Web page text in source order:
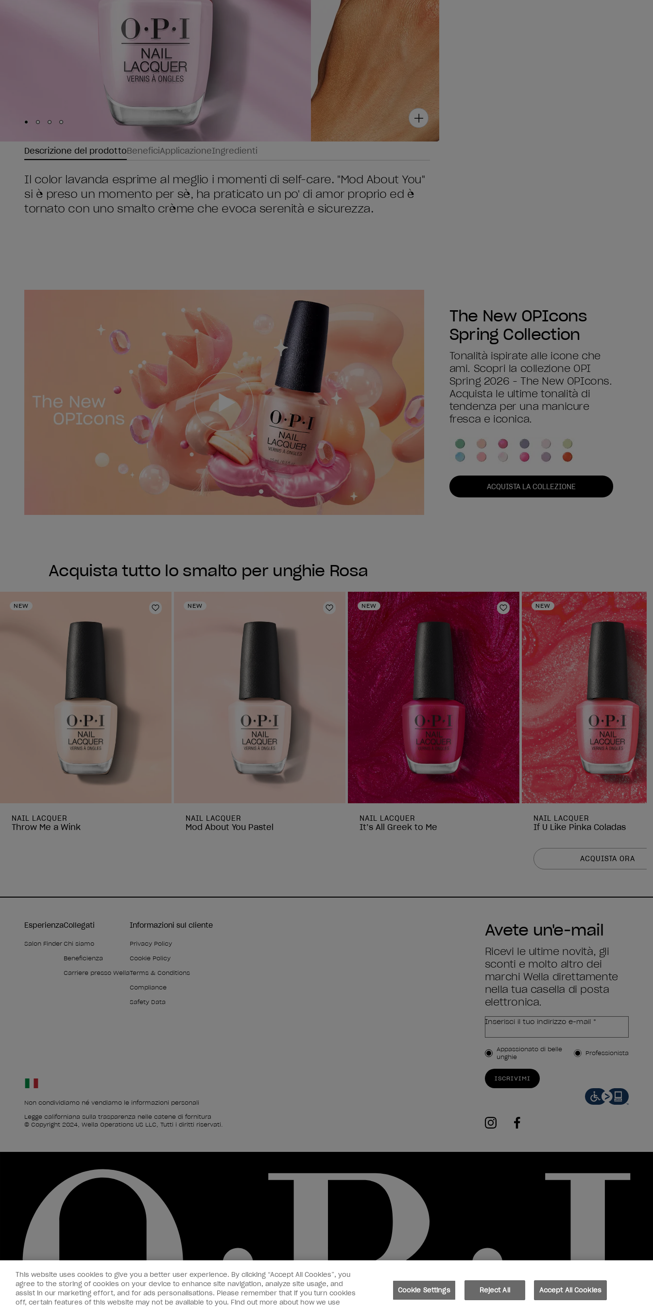
Skip to slide
Skip to slide
Skip to slide
Skip to slide
Descrizione del prodottoBeneficiApplicazioneIngredienti
Il color lavanda esprime al meglio i momenti di self-care. "Mod About You"
si è preso un momento per sè, ha praticato un po' di amor proprio ed è
tornato con uno smalto crème che evoca serenità e sicurezza.
The New OPIcons
Spring Collection
Tonalità ispirate alle icone che
ami. Scopri la collezione OPI
Spring 2026 - The New OPIcons.
Acquista le ultime tonalità di
tendenza per una manicure
fresca e iconica.
ACQUISTA LA COLLEZIONE
Acquista tutto lo smalto per unghie Rosa
NEW
Aggiungi alla lista dei desideri
NAIL LACQUER
Throw Me a Wink
NEW
Aggiungi alla lista dei desideri
NAIL LACQUER
Mod About You Pastel
NEW
Aggiungi alla lista dei desideri
NAIL LACQUER
It’s All Greek to Me
NEW
NAIL LACQUER
If U Like Pinka Coladas
ACQUISTA ORA
Esperienza
Salon Finder
Collegati
Chi siamo
Beneficienza
Carriere presso Wella
Informazioni sul cliente
Privacy Policy
Cookie Policy
Terms & Conditions
Compliance
Safety Data
Non condividiamo né vendiamo le informazioni personali
Legge californiana sulla trasparenza nelle catene di fornitura
© Copyright 2024, Wella Operations US LLC, Tutti i diritti riservati.
Avete un'e-mail
Ricevi le ultime novità, gli
sconti e molto altro dei
marchi Wella direttamente
nella tua casella di posta
elettronica.
Inserisci il tuo indirizzo e-mail *
Tipo di cliente
Appassionato di belle
unghie
Professionista
ISCRIVIMI
This website uses cookies to give you a better user experience. By clicking “Accept All Cookies”, you
agree to the storing of cookies on your device to enhance site navigation, analyze site usage, and
assist in our marketing effort, and for ads personalisations. Please remember that if you turn cookies
off, certain features of this website may not be available to you. Find out more about how we use
Cookie Settings Reject All Accept All Cookies